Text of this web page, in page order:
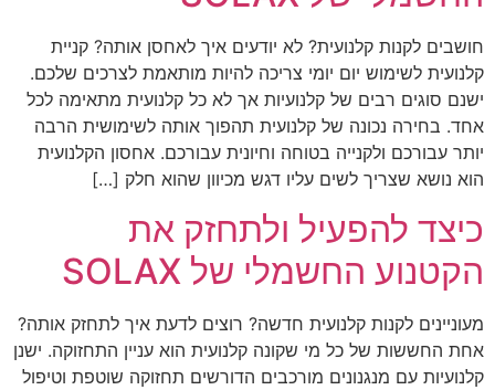
חושבים לקנות קלנועית? לא יודעים איך לאחסן אותה? קניית
קלנועית לשימוש יום יומי צריכה להיות מותאמת לצרכים שלכם.
ישנם סוגים רבים של קלנועיות אך לא כל קלנועית מתאימה לכל
אחד. בחירה נכונה של קלנועית תהפוך אותה לשימושית הרבה
יותר עבורכם ולקנייה בטוחה וחיונית עבורכם. אחסון הקלנועית
הוא נושא שצריך לשים עליו דגש מכיוון שהוא חלק […]
כיצד להפעיל ולתחזק את
הקטנוע החשמלי של SOLAX
מעוניינים לקנות קלנועית חדשה? רוצים לדעת איך לתחזק אותה?
אחת החששות של כל מי שקונה קלנועית הוא עניין התחזוקה. ישנן
קלנועיות עם מנגנונים מורכבים הדורשים תחזוקה שוטפת וטיפול